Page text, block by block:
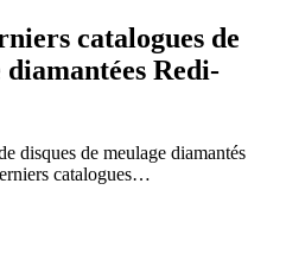
catalogues de
diamantées Redi-
disques de meulage diamantés
catalogues…